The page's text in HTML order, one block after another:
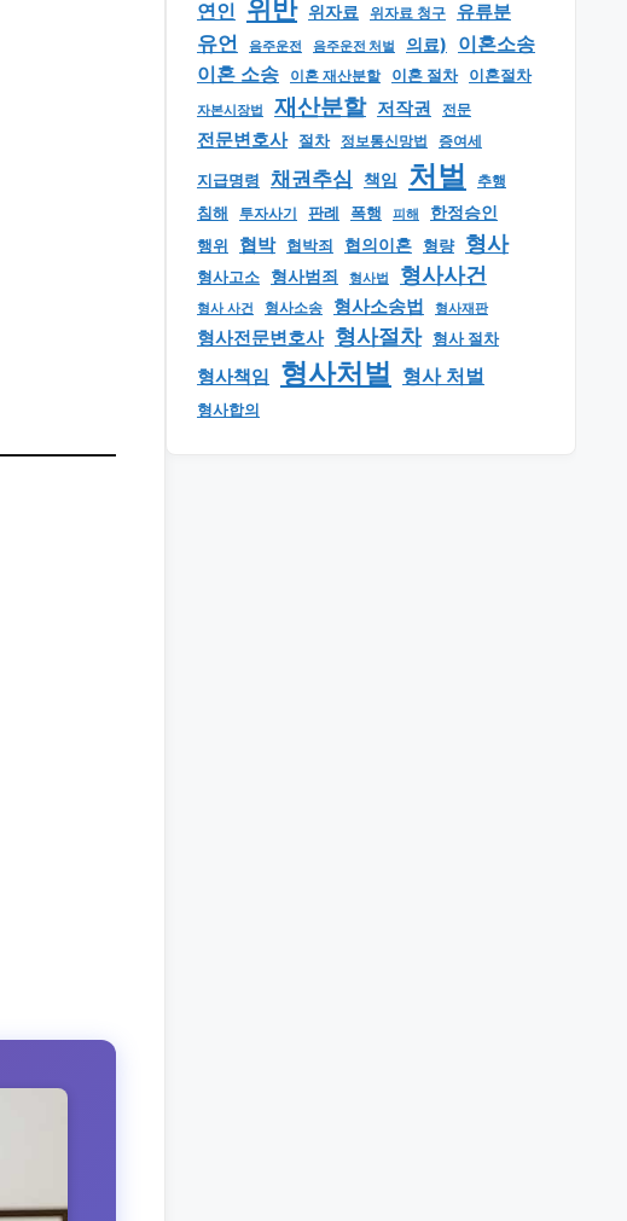
연인 위반 위자료 위자료 청구 유류분
유언 음주운전 음주운전 처벌 의료) 이혼소송
이혼 소송 이혼 재산분할 이혼 절차 이혼절차
자본시장법 재산분할 저작권 전문
전문변호사 절차 정보통신망법 증여세
지급명령 채권추심 책임 처벌
추행
침해
투자사기 판례 폭행 피해 한정승인
행위 협박 협박죄 협의이혼 형량 형사
형사고소 형사범죄 형사법 형사사건
형사 사건 형사소송 형사소송법 형사재판
형사전문변호사 형사절차 형사 절차
형사책임 형사처벌 형사 처벌
형사합의